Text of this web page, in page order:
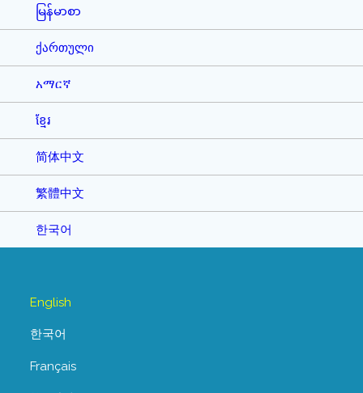
မြန်မာစာ
ქართული
አማርኛ
ខ្មែរ
简体中文
繁體中文
한국어
English
한국어
Français